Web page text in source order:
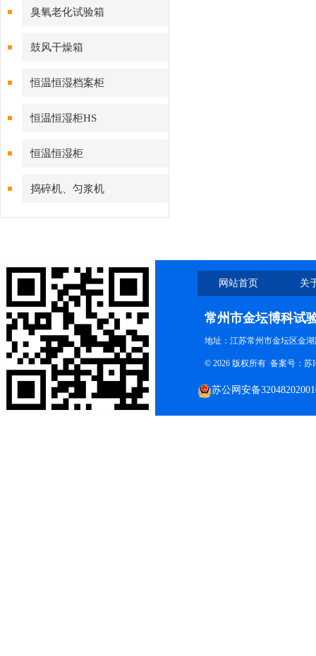
臭氧老化试验箱
鼓风干燥箱
恒温恒湿档案柜
恒温恒湿柜HS
恒温恒湿柜
捣碎机、匀浆机
网站首页 关
常州市金坛博科试
地址：江苏常州市金坛区金湖
© 2026 版权所有 备案号： 苏
苏公网安备